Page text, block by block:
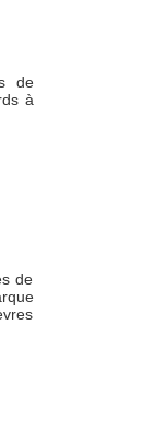
de
à
de